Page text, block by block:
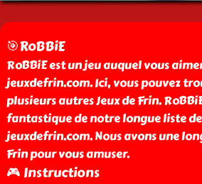
🎯RoBBiE
RoBBiE est un jeu auquel vous
jeuxdefrin.com. Ici, vous pouvez
plusieurs autres Jeux de Frin.
fantastique de notre longue liste
jeuxdefrin.com. Nous avons une
Frin pour vous amuser.
🎮 Instructions